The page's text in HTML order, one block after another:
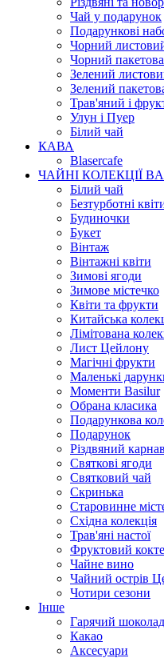
Чай у подарунок
Подарункові
Чорний
Чорний
Зелений
Зелений
Трав'яний і
Улун і Пуер
Білий чай
КАВА
Blasercafe
ЧАЙНІ КОЛЕКЦІЇ
Білий чай
Безтурботні
Будиночки
Букет
Вінтаж
Вінтажні квіти
Зимові ягоди
Зимове містечко
Квіти та фрукти
Китайська
Лімітована
Лист Цейлону
Магічні фрукти
Маленькі
Моменти Basilur
Обрана класика
Подарункова
Подарунок
Різдвяний
Святкові ягоди
Святковий чай
Скринька
Старовинне
Східна колекція
Трав'яні настої
Фруктовий
Чайне вино
Чайний острів
Чотири сезони
Інше
Гарячий шоколад
Какао
Аксесуари